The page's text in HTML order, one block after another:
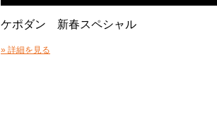
ケポダン 新春スペシャル
» 詳細を見る